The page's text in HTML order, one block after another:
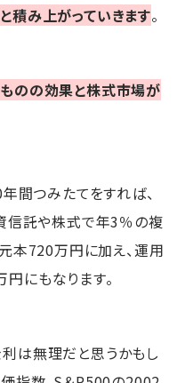
積み上がっていきます。
のの効果と株式市場が
間つみたてをすれば、
信託や株式で年3％の複
本720万円に加え、運用
にもなります。
は無理だと思うかもし